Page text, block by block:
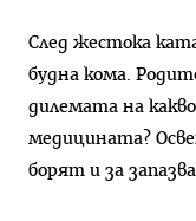
След жестока
будна кома.
дилемата на
медицината?
борят и за